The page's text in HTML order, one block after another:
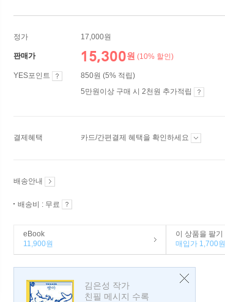
정가 17,000원
판매가 15,300원 (10% 할인)
YES포인트
850원 (5% 적립)
5만원이상 구매 시 2천원 추가적립
결제혜택 카드/간편결제 혜택을 확인하세요
배송안내
배송비 : 무료
eBook
11,900원
이 상품을 팔기
매입가 1,700원
김은성 작가
친필 메시지 수록